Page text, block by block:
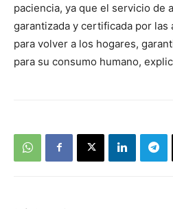
paciencia, ya que el servicio de
garantizada y certificada por las
para volver a los hogares,
para su consumo humano,